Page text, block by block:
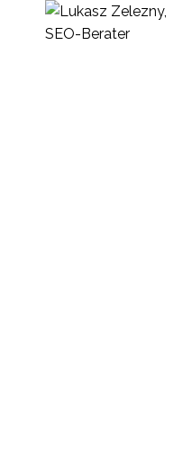
23. Juli 2015
Budgetierung
lokalisieren
Ausweitung
auf
auf Städte,
UX-
Produkts auf
internationale